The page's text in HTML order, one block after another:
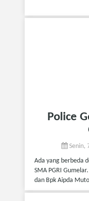
Police
Senin,
Ada yang berbeda
SMA PGRI
dan Bpk Aipda